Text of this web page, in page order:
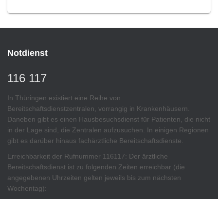
Notdienst
116 117
In Thüringen existiert eine Reihe von
Bereitschaftsdienstzentralen, vorrangig in Krankenhäusern.
Daneben gibt es einen Hausbesuchsdienst für Patienten, die nicht
in der Lage sind, die Zentralen aufzusuchen. In einigen Regionen
gibt es darüber hinaus fachärztliche Bereitschaftsdienste.
Erreichbarkeit der Rufnummer 116117: Der ärztliche
Bereitschaftsdienst ist zu folgenden Zeiten erreichbar (die
angegebenen Uhrzeiten gelten jeweils bis zum nächsten
Wochentag):